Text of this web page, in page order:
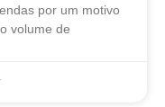
por um motivo
volume de